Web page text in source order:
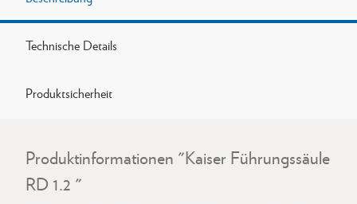
Technische Details
Produktsicherheit
Produktinformationen "Kaiser Führungssäule
RD 1.2 "